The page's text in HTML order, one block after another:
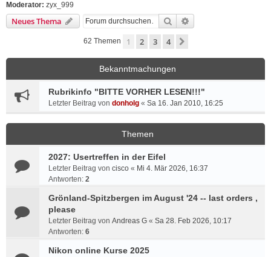
Moderator: zyx_999
Neues Thema Suche
62 Themen 1 2 3 4
Bekanntmachungen
Rubrikinfo "BITTE VORHER LESEN!!!"
Letzter Beitrag von donholg « Sa 16. Jan 2010, 16:25
Themen
2027: Usertreffen in der Eifel
Letzter Beitrag von cisco « Mi 4. Mär 2026, 16:37
Antworten: 2
Grönland-Spitzbergen im August '24 -- last orders ,
please
Letzter Beitrag von Andreas G « Sa 28. Feb 2026, 10:17
Antworten: 6
Nikon online Kurse 2025